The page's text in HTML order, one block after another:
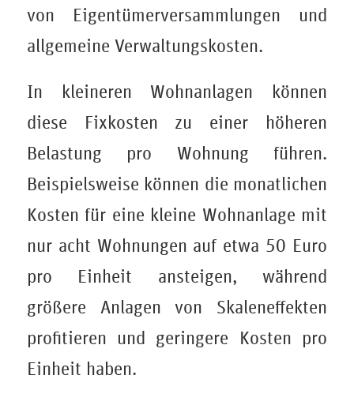
von Eigentümerversammlungen und
allgemeine Verwaltungskosten.
In kleineren Wohnanlagen können
diese Fixkosten zu einer höheren
Belastung pro Wohnung führen.
Beispielsweise können die monatlichen
Kosten für eine kleine Wohnanlage mit
nur acht Wohnungen auf etwa 50 Euro
pro Einheit ansteigen, während
größere Anlagen von Skaleneffekten
profitieren und geringere Kosten pro
Einheit haben.